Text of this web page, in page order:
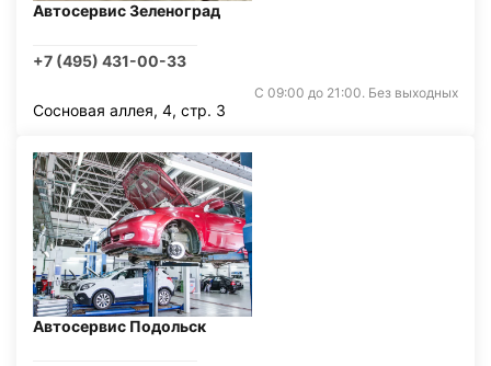
Автосервис Зеленоград
+7 (495) 431-00-33
С 09:00 до 21:00. Без выходных
Сосновая аллея, 4, стр. 3
Автосервис Подольск